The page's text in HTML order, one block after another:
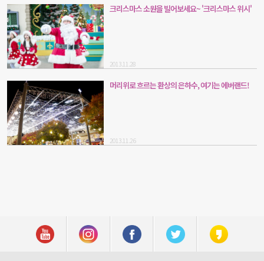
크리스마스 소원을 빌어보세요~ '크리스마스 위시'
2013.11.28
머리위로 흐르는 환상의 은하수, 여기는 에버랜드!
2013.11.26